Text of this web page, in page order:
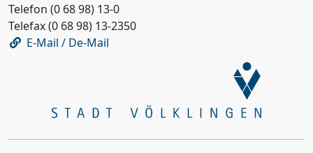
Telefon (0 68 98) 13-0
Telefax (0 68 98) 13-2350
E-Mail / De-Mail